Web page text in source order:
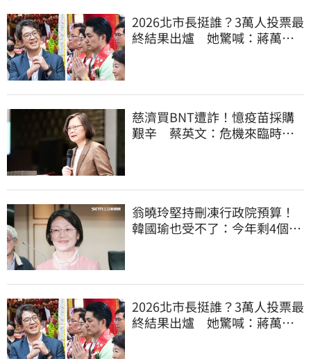
2026北市長挺誰？3萬人投票最
終結果出爐 她驚喊：蔣萬安
慈濟買BNT遭詐！憶疫苗採購
艱辛 蔡英文：危機來臨時務
翁曉玲堅持刪凍行政院預算！
韓國瑜也受不了：今年剩4個月
2026北市長挺誰？3萬人投票最
終結果出爐 她驚喊：蔣萬安